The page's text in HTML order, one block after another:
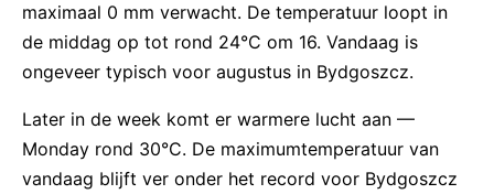
maximaal 0 mm verwacht. De temperatuur loopt in
de middag op tot rond 24°C om 16. Vandaag is
ongeveer typisch voor augustus in Bydgoszcz.
Later in de week komt er warmere lucht aan —
Monday rond 30°C. De maximumtemperatuur van
vandaag blijft ver onder het record voor Bydgoszcz